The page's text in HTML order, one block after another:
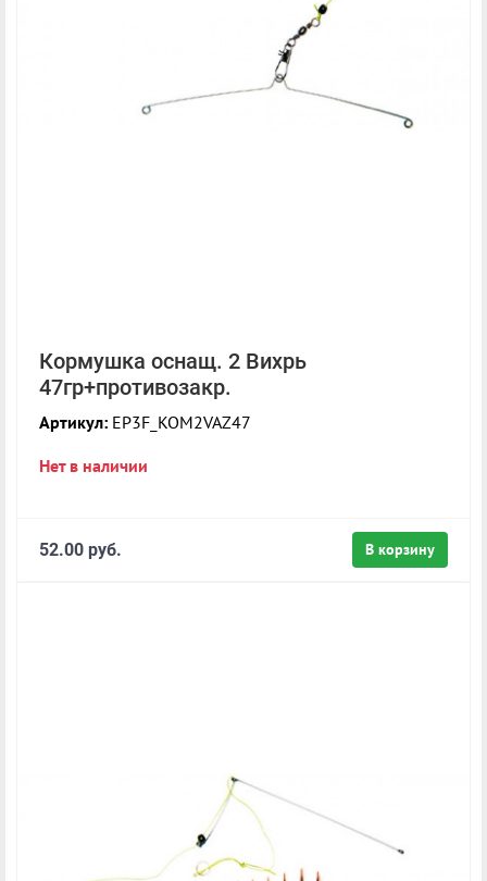
Кормушка оснащ. 2 Вихрь
47гр+противозакр.
Артикул: EP3F_KOM2VAZ47
Нет в наличии
В корзину
52.00 руб.